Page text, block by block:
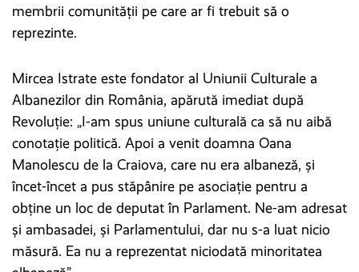
membrii comunității pe care ar fi trebuit să o
reprezinte.
Mircea Istrate este fondator al Uniunii Culturale a
Albanezilor din România, apărută imediat după
Revoluție: „I-am spus uniune culturală ca să nu aibă
conotație politică. Apoi a venit doamna Oana
Manolescu de la Craiova, care nu era albaneză, și
încet-încet a pus stăpânire pe asociație pentru a
obține un loc de deputat în Parlament. Ne-am adresat
și ambasadei, și Parlamentului, dar nu s-a luat nicio
măsură. Ea nu a reprezentat niciodată minoritatea